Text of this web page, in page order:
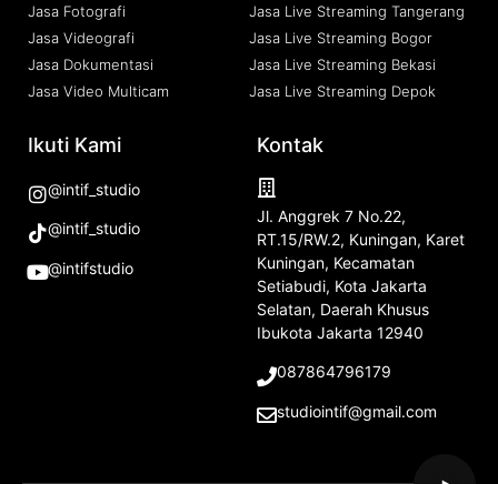
Jasa Fotografi
Jasa Videografi
Jasa Dokumentasi
Jasa Video Multicam
Jasa Live Streaming Tangerang
Jasa Live Streaming Bogor
Jasa Live Streaming Bekasi
Jasa Live Streaming Depok
Ikuti Kami
@intif_studio
@intif_studio
@intifstudio
Kontak
Jl. Anggrek 7 No.22,
RT.15/RW.2, Kuningan, Karet
Kuningan, Kecamatan
Setiabudi, Kota Jakarta
Selatan, Daerah Khusus
Ibukota Jakarta 12940
087864796179
studiointif@gmail.com